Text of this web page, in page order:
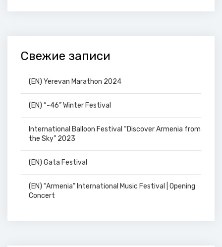
Свежие записи
(EN) Yerevan Marathon 2024
(EN) “-46” Winter Festival
International Balloon Festival “Discover Armenia from
the Sky” 2023
(EN) Gata Festival
(EN) “Armenia” International Music Festival | Opening
Concert